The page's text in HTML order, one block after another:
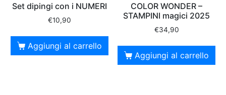
Set dipingi con i NUMERI
€10,90
Aggiungi al carrello
COLOR WONDER –
STAMPINI magici 2025
€34,90
Aggiungi al carrello